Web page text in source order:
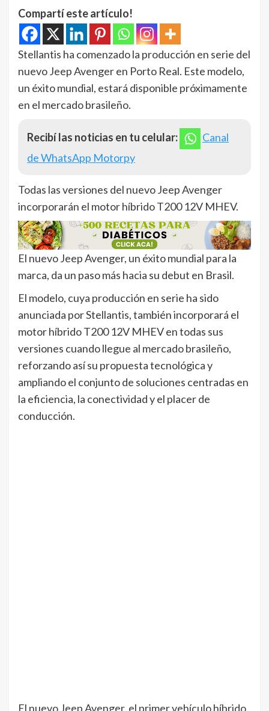
Compartí este artículo!
Stellantis ha comenzado la producción en serie del
nuevo Jeep Avenger en Porto Real. Este modelo,
un éxito mundial, estará disponible próximamente
en el mercado brasileño.
Recibí las noticias en tu celular:
Canal
de WhatsApp Motorpy
Todas las versiones del nuevo Jeep Avenger
incorporarán el motor híbrido T200 12V MHEV.
El nuevo Jeep Avenger, un éxito mundial para la
marca, da un paso más hacia su debut en Brasil.
El modelo, cuya producción en serie ha sido
anunciada por Stellantis, también incorporará el
motor híbrido T200 12V MHEV en todas sus
versiones cuando llegue al mercado brasileño,
reforzando así su propuesta tecnológica y
ampliando el conjunto de soluciones centradas en
la eficiencia, la conectividad y el placer de
conducción.
El nuevo Jeep Avenger, el primer vehículo híbrido